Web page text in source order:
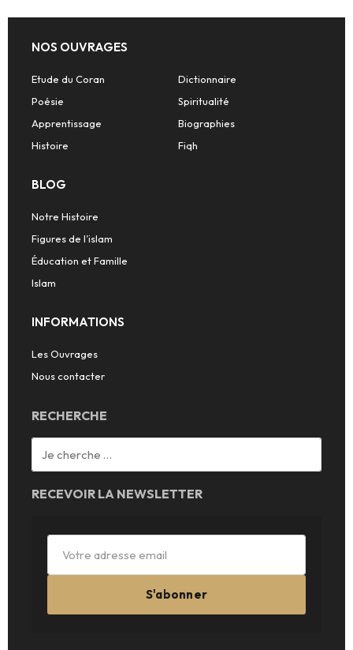
NOS OUVRAGES
Etude du Coran
Dictionnaire
Poésie
Spiritualité
Apprentissage
Biographies
Histoire
Fiqh
BLOG
Notre Histoire
Figures de l’islam
Éducation et Famille
Islam
INFORMATIONS
Les Ouvrages
Nous contacter
RECHERCHE
RECEVOIR LA NEWSLETTER
S'abonner